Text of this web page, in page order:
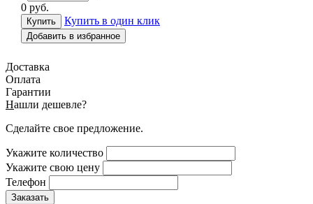
0 руб.
Купить в один клик
Добавить в избранное
Доставка
Оплата
Гарантии
Нашли дешевле?
Сделайте свое предложение.
Укажите количество
Укажите свою цену
Телефон